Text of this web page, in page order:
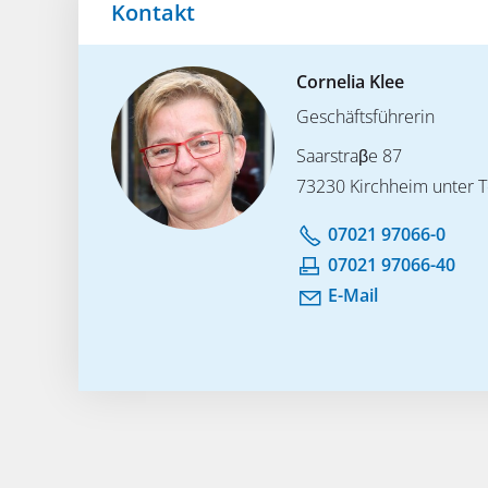
Kontakt
Cornelia Klee
Geschäftsführerin
Saarstraβe 87
73230 Kirchheim unter
07021 97066-0
07021 97066-40
E-Mail